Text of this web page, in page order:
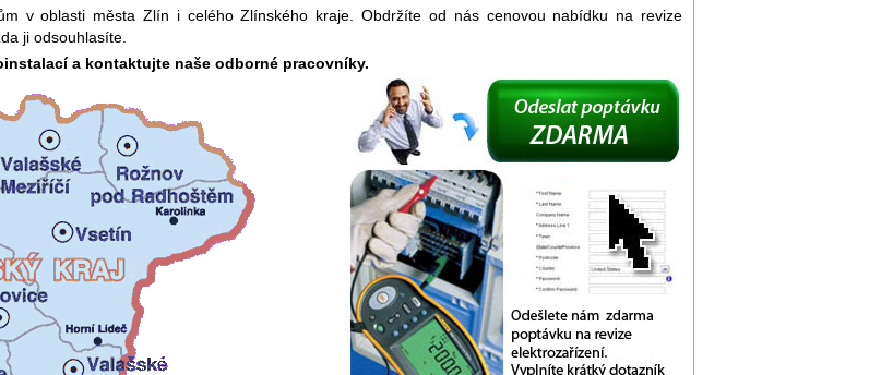
v oblasti města Zlín i celého Zlínského kraje. Obdržíte od nás cenovou nabídku na revize
ji odsouhlasíte.
a kontaktujte naše odborné pracovníky.